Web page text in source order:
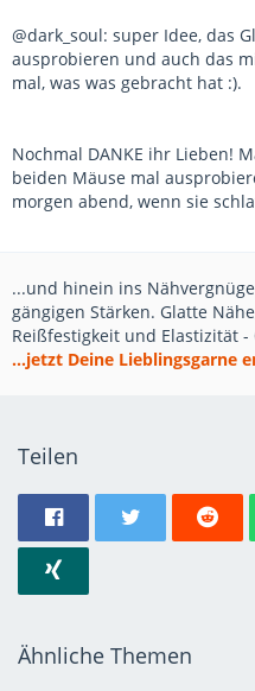
@dark_soul: super Idee, das
ausprobieren und auch das
mal, was was gebracht hat :).
Nochmal DANKE ihr Lieben!
beiden Mäuse mal
morgen abend, wenn sie
...und hinein ins
gängigen Stärken. Glatte
Reißfestigkeit und Elastizität
...jetzt Deine Lieblingsgarne
Teilen
Ähnliche Themen